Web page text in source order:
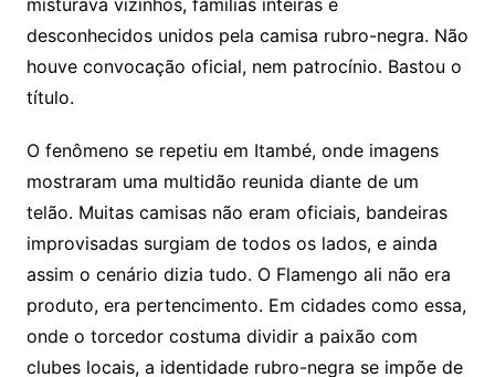
misturava vizinhos, famílias inteiras e
desconhecidos unidos pela camisa rubro-negra. Não
houve convocação oficial, nem patrocínio. Bastou o
título.
O fenômeno se repetiu em Itambé, onde imagens
mostraram uma multidão reunida diante de um
telão. Muitas camisas não eram oficiais, bandeiras
improvisadas surgiam de todos os lados, e ainda
assim o cenário dizia tudo. O Flamengo ali não era
produto, era pertencimento. Em cidades como essa,
onde o torcedor costuma dividir a paixão com
clubes locais, a identidade rubro-negra se impõe de